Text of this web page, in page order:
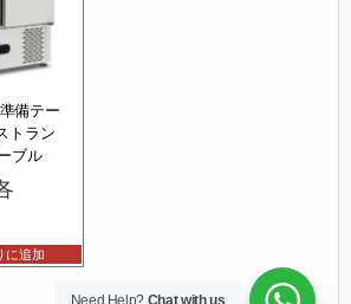
備テー
トラン
ブル
に追加
Need Help? Chat with us